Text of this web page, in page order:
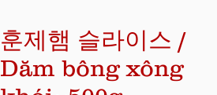
훈제햄 슬라이스 /
Dăm bông xông